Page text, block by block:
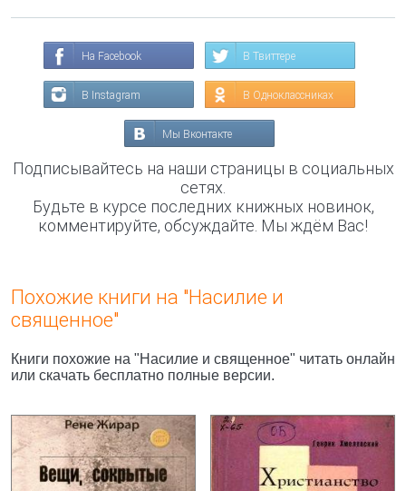
На Facebook В Твиттере
В Instagram В Одноклассниках
Мы Вконтакте
Подписывайтесь на наши страницы в социальных
сетях.
Будьте в курсе последних книжных новинок,
комментируйте, обсуждайте. Мы ждём Вас!
Похожие книги на "Насилие и
священное"
Книги похожие на "Насилие и священное" читать онлайн
или скачать бесплатно полные версии.